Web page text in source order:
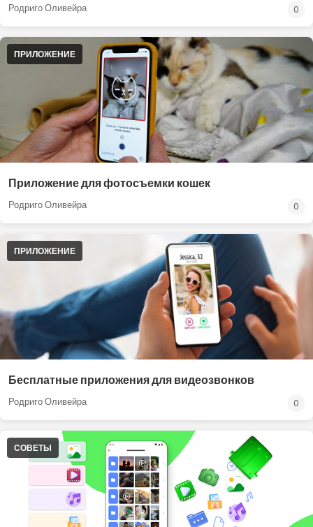
Родриго Оливейра 0
ПРИЛОЖЕНИЕ
Приложение для фотосъемки кошек
Родриго Оливейра 0
ПРИЛОЖЕНИЕ
Бесплатные приложения для видеозвонков
Родриго Оливейра 0
СОВЕТЫ